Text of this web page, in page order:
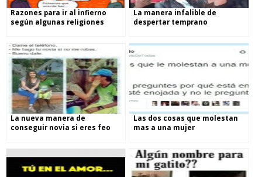
Razones para ir al infierno
según algunas religiones
La manera infalible de
despertar temprano
La nueva manera de
conseguir novia si eres feo
Las dos cosas que molestan
mas a una mujer